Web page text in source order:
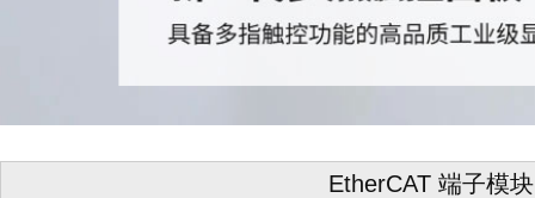
EtherCAT 端子模